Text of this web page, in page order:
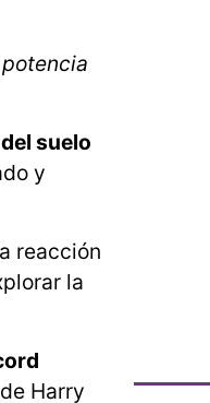
suelo
y
reacción
la
Harry